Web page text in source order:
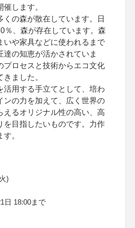
します。
くの森が散在しています。日
％、森が存在しています。森
いや家具などに使われるまで
達の知恵が活かされていま
プロセスと技術からエコ文化
ました。
活用する手立てとして、培わ
ンの力を加えて、広く世界の
えるオリジナル性の高い、高
を目指したいものです。力作
。
)
日 18:00まで